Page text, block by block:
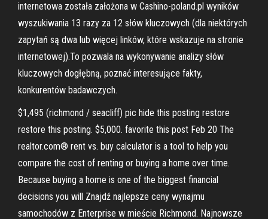
internetowa została założona w Cashino-poland.pl wyników
wyszukiwania 13 razy za 12 słów kluczowych (dla niektórych
zapytań są dwa lub więcej linków, które wskazuje na stronie
internetowej).To pozwala na wykonywanie analizy słów
kluczowych dogłębną, poznać interesujące fakty,
konkurentów badawczych.
$1,495 (richmond / seacliff) pic hide this posting restore
restore this posting. $5,000. favorite this post Feb 20 The
realtor.com® rent vs. buy calculator is a tool to help you
compare the cost of renting or buying a home over time.
Because buying a home is one of the biggest financial
decisions you will Znajdź najlepsze ceny wynajmu
samochodów z Enterprise w mieście Richmond. Najnowsze